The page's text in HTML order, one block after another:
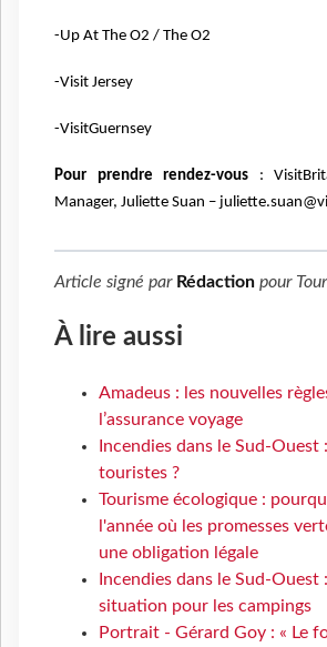
-Up At The O2 / The O2
-Visit Jersey
-VisitGuernsey
Pour prendre rendez-vous :
Manager, Juliette Suan –
Article signé par Rédaction pour
À lire aussi
Amadeus : les nouvelles
l’assurance voyage
Incendies dans le Sud-Ouest
touristes ?
Tourisme écologique :
l'année où les promesses
une obligation légale
Incendies dans le Sud-Ouest
situation pour les campings
Portrait - Gérard Goy : « Le